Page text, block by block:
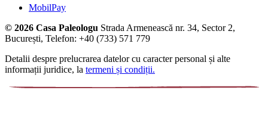
MobilPay
© 2026 Casa Paleologu Strada Armenească nr. 34, Sector 2,
București, Telefon: +40 (733) 571 779
Detalii despre prelucrarea datelor cu caracter personal și alte
informații juridice, la termeni și condiții.